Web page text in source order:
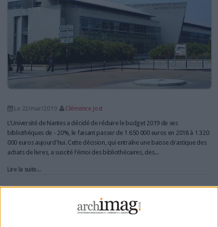
Le 22/mar/2019
Clémence Jost
L'Université de Nantes a décidé de réduire le budget 2019 de ses
bibliothèques de - 20%, le faisant passer de 1 650 000 euros en 2018 à 1 320
000 euros aujourd'hui. Cette décision, qui entraîne une baisse drastique des
achats de livres, a suscité l'émoi des bibliothécaires, des...
Lire la suite...
Alexandre Lacroix, de Philosophie
Magazine : "les bibliothécaires